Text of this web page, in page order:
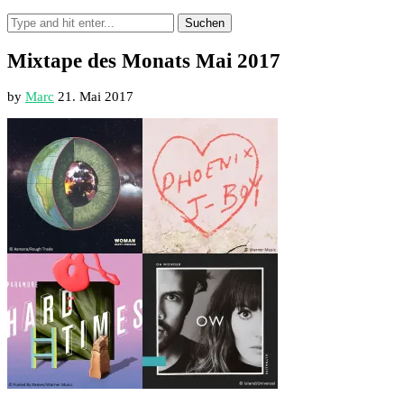
Suchen
Mixtape des Monats Mai 2017
by Marc 21. Mai 2017